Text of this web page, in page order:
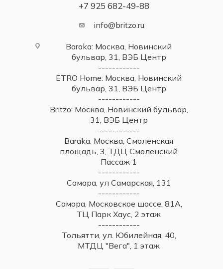
+7 925 682-49-88
info@britzo.ru
Baraka: Москва, Новинский
бульвар, 31, ВЭБ Центр
------------
ETRO Home: Москва, Новинский
бульвар, 31, ВЭБ Центр
------------
Britzo: Москва, Новинский бульвар,
31, ВЭБ Центр
------------
Baraka: Москва, Смоленская
площадь, 3, ТДЦ Смоленский
Пассаж 1
------------
Самара, ул Самарская, 131
------------
Самара, Московское шоссе, 81А,
ТЦ Парк Хаус, 2 этаж
------------
Тольятти, ул. Юбилейная, 40,
МТДЦ "Вега", 1 этаж